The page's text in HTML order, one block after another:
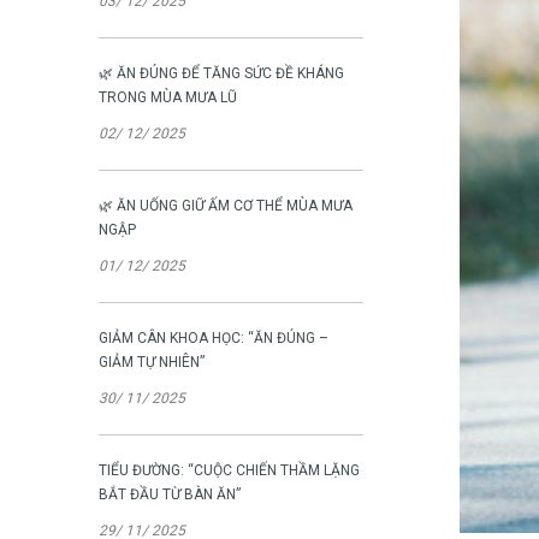
🌿 ĂN ĐÚNG ĐỂ TĂNG SỨC ĐỀ KHÁNG
TRONG MÙA MƯA LŨ
02/ 12/ 2025
🌿 ĂN UỐNG GIỮ ẤM CƠ THỂ MÙA MƯA
NGẬP
01/ 12/ 2025
GIẢM CÂN KHOA HỌC: “ĂN ĐÚNG –
GIẢM TỰ NHIÊN”
30/ 11/ 2025
TIỂU ĐƯỜNG: “CUỘC CHIẾN THẦM LẶNG
BẮT ĐẦU TỪ BÀN ĂN”
29/ 11/ 2025